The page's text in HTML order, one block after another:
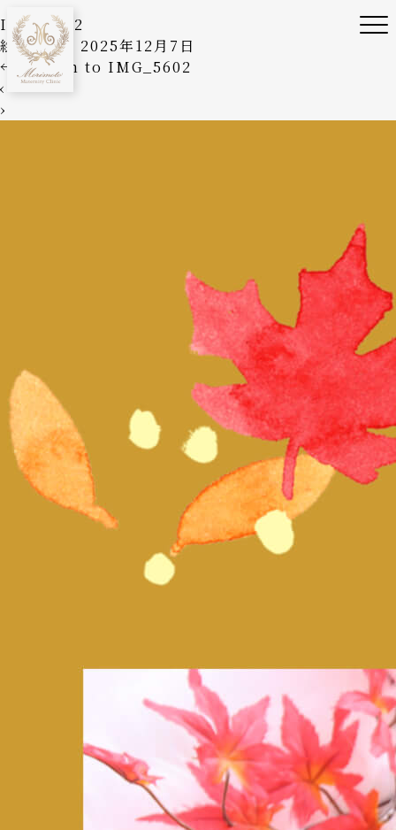
IMG_5602
絵美森本
2025年12月7日
←
Return to IMG_5602
‹
›